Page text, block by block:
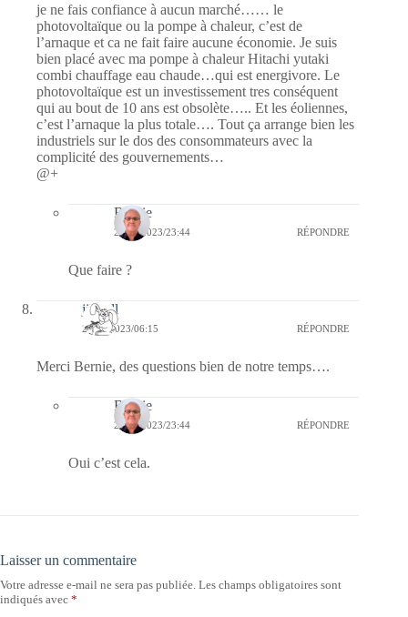
je ne fais confiance à aucun marché…… le
photovoltaïque ou la pompe à chaleur, c’est de
l’arnaque et ca ne fait faire aucune économie. Je suis
bien placé avec ma pompe à chaleur Hitachi yutaki
combi chauffage eau chaude…qui est energivore. Le
photovoltaïque est un investissement tres conséquent
qui au bout de 10 ans est obsolète….. Et les éoliennes,
c’est l’arnaque la plus totale…. Tout ça arrange bien les
industriels sur le dos des consommateurs avec la
complicité des gouvernements…
@+
Bernie
24/01/2023/23:44 RÉPONDRE
Que faire ?
jill bill
24/01/2023/06:15 RÉPONDRE
Merci Bernie, des questions bien de notre temps….
Bernie
24/01/2023/23:44 RÉPONDRE
Oui c’est cela.
Laisser un commentaire
Votre adresse e-mail ne sera pas publiée. Les champs obligatoires sont
indiqués avec *